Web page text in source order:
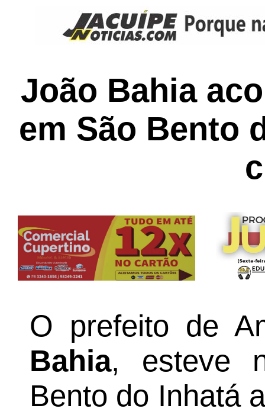
João Bahia
em São Bento
O prefeito de
Bahia, esteve
Bento do Inhatá